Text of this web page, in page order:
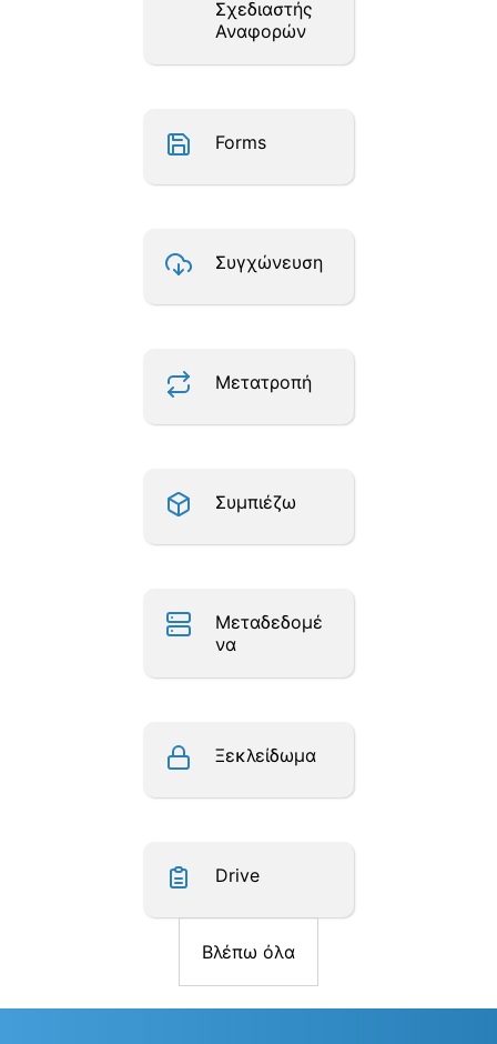
Σχεδιαστής
Αναφορών
Forms
Συγχώνευση
Μετατροπή
Συμπιέζω
Μεταδεδομέ
να
Ξεκλείδωμα
Drive
Βλέπω όλα